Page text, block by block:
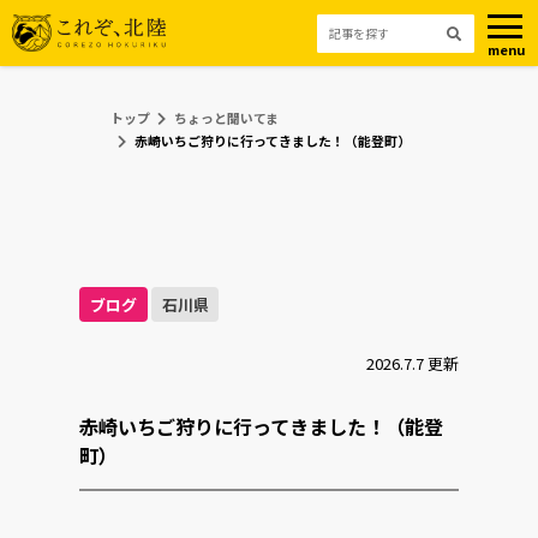
menu
トップ
ちょっと聞いてま
赤崎いちご狩りに行ってきました！（能登町）
ブログ 石川県
2026.7.7 更新
赤崎いちご狩りに行ってきました！（能登
町）